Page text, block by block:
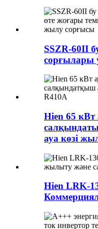
SSZR-60II
сорғылары
Hien 65 кВт
ауа көзі
Hien LRK-